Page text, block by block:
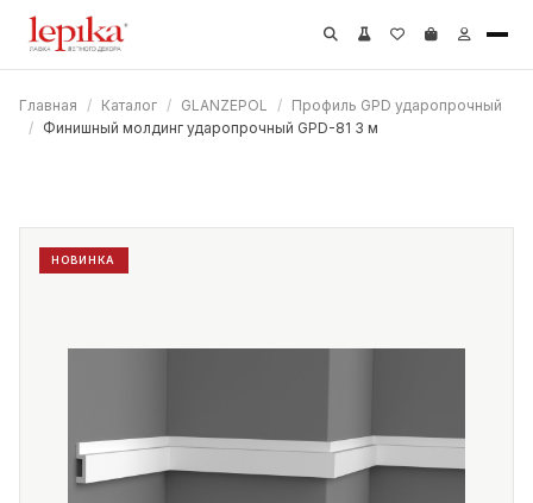
Главная / Каталог / GLANZEPOL / Профиль GPD ударопрочный
/ Финишный молдинг ударопрочный GPD-81 3 м
НОВИНКА